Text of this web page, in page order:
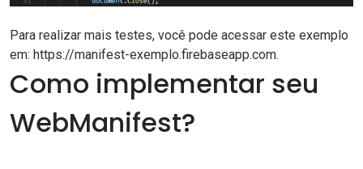
Para realizar mais testes, você pode acessar este exemplo
em: https://manifest-exemplo.firebaseapp.com.
Como implementar seu
WebManifest?